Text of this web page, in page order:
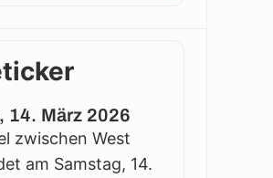
14. März 2026
zwischen West
am Samstag, 14.